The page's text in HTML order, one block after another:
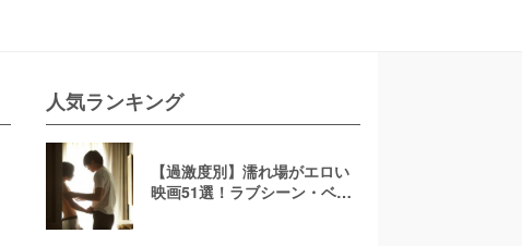
人気ランキング
【過激度別】濡れ場がエロい
映画51選！ラブシーン・ベッ